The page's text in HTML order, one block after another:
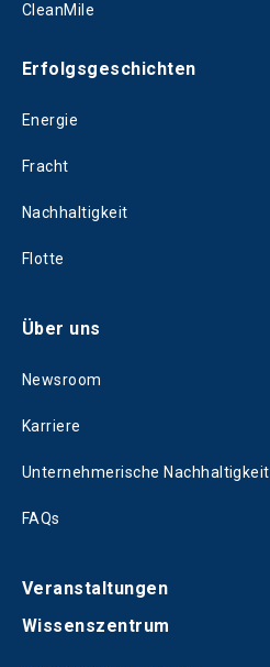
CleanMile
Erfolgsgeschichten
Energie
Fracht
Nachhaltigkeit
Flotte
Über uns
Newsroom
Karriere
Unternehmerische Nachhaltigkeit
FAQs
Veranstaltungen
Wissenszentrum